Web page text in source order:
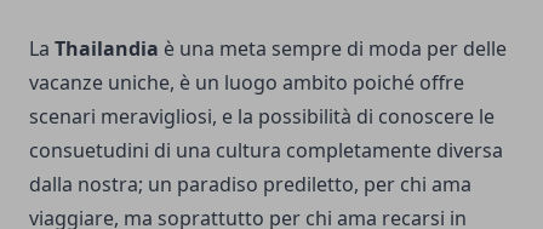
La Thailandia è una meta sempre di moda per delle
vacanze uniche, è un luogo ambito poiché offre
scenari meravigliosi, e la possibilità di conoscere le
consuetudini di una cultura completamente diversa
dalla nostra; un paradiso prediletto, per chi ama
viaggiare, ma soprattutto per chi ama recarsi in